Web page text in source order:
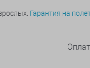
Гарантия на